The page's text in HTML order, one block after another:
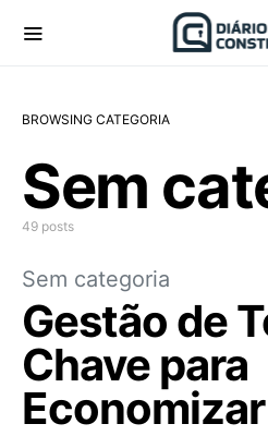
BROWSING CATEGORIA
Sem
49 posts
Sem categoria
Gestão de
Chave para